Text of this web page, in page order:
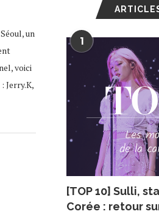
un
voici
Jerry.K,
1
[TOP 10] Sulli,
Corée : retour